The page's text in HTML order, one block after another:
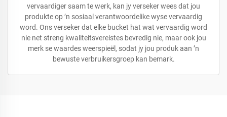
vervaardiger saam te werk, kan jy verseker wees dat jou
produkte op ’n sosiaal verantwoordelike wyse vervaardig
word. Ons verseker dat elke bucket hat wat vervaardig word
nie net streng kwaliteitsvereistes bevredig nie, maar ook jou
merk se waardes weerspieël, sodat jy jou produk aan ’n
bewuste verbruikersgroep kan bemark.